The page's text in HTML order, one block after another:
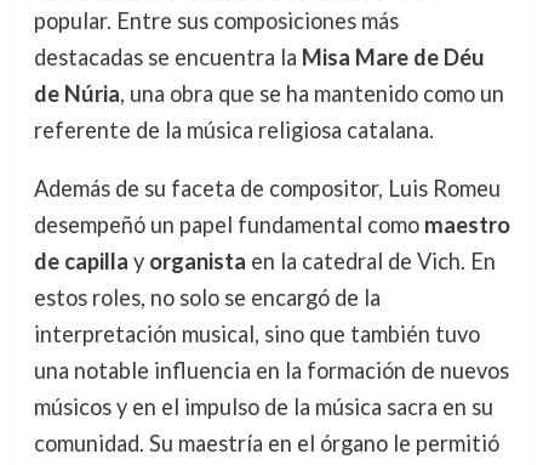
popular. Entre sus composiciones más
destacadas se encuentra la Misa Mare de Déu
de Núria, una obra que se ha mantenido como un
referente de la música religiosa catalana.
Además de su faceta de compositor, Luis Romeu
desempeñó un papel fundamental como maestro
de capilla y organista en la catedral de Vich. En
estos roles, no solo se encargó de la
interpretación musical, sino que también tuvo
una notable influencia en la formación de nuevos
músicos y en el impulso de la música sacra en su
comunidad. Su maestría en el órgano le permitió